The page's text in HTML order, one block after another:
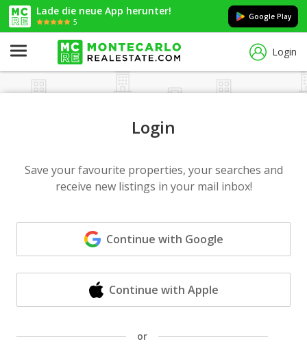
Lade die neue App herunter!
5
Google Play
Login
Login
Save your favourite properties, your searches and
receive new listings in your mail inbox!
Continue with Google
Continue with Apple
or